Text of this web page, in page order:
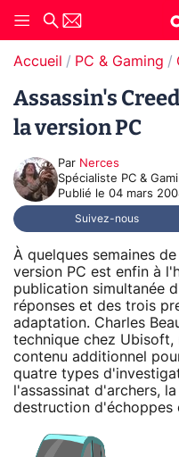
Accueil PC & Gaming
Assassin's
la version PC
Par Nerces
Spécialiste PC &
Publié le 04 mars
Suivez-nous
À quelques semaines
version PC est enfin à
publication simultanée
réponses et des trois
adaptation. Charles
technique chez Ubisoft,
contenu additionnel
quatre types
l'assassinat d'archers,
destruction d'échoppes